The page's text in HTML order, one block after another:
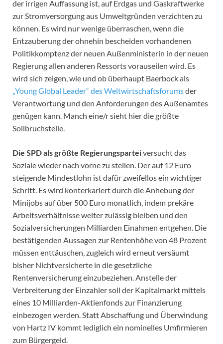
der irrigen Auffassung ist, auf Erdgas und Gaskraftwerke
zur Stromversorgung aus Umweltgründen verzichten zu
können. Es wird nur wenige überraschen, wenn die
Entzauberung der ohnehin bescheiden vorhandenen
Politikkomptenz der neuen Außenministerin in der neuen
Regierung allen anderen Ressorts vorauseilen wird. Es
wird sich zeigen, wie und ob überhaupt Baerbock als
„Young Global Leader“ des Weltwirtschaftsforumsder
Verantwortung und den Anforderungen des Außenamtes
genügen kann. Manch eine/r sieht hier die größte
Sollbruchstelle.
Die SPD als größte Regierungsparteiversucht das
Soziale wieder nach vorne zu stellen. Der auf 12 Euro
steigende Mindestlohn ist dafür zweifellos ein wichtiger
Schritt. Es wird konterkariert durch die Anhebung der
Minijobs auf über 500 Euro monatlich, indem prekäre
Arbeitsverhältnisse weiter zulässig bleiben und den
Sozialversicherungen Milliarden Einahmen entgehen. Die
bestätigenden Aussagen zur Rentenhöhe von 48 Prozent
müssen enttäuschen, zugleich wird erneut versäumt
bisher Nichtversicherte in die gesetzliche
Rentenversicherung einzubeziehen. Anstelle der
Verbreiterung der Einzahler soll der Kapitalmarkt mittels
eines 10 Milliarden-Aktienfonds zur Finanzierung
einbezogen werden. Statt Abschaffung und Überwindung
von Hartz IV kommt lediglich ein nominelles Umfirmieren
zum Bürgergeld.